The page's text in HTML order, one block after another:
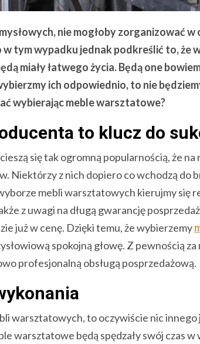
nie mogłoby zorganizować
tym wypadku jednak podkreślić to, że
miały łatwego życia. Będą one
ich odpowiednio, to nie
wybierając meble warsztatowe?
to klucz do
się tak ogromną popularnością, że na
Niektórzy z nich dopiero co wchodzą do
mebli warsztatowych kierujmy się
z uwagi na długą gwarancję
już w cenę. Dzięki temu, że wybierzemy
spokojną głowę. Z pewnością za
profesjonalną obsługą posprzedażową.
warsztatowych, to oczywiście nic innego
warsztatowe będą spędzały swój czas